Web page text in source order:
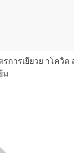
ารเยียวย าโควิด
ม